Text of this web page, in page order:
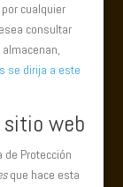
cualquier
consultar
se dirija a este
web
de Protección
que hace esta